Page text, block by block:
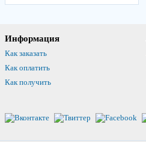
Информация
Как заказать
Как оплатить
Как получить